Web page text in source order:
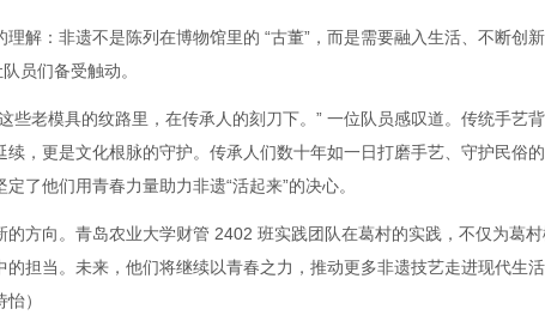
解：非遗不是陈列在博物馆里的 “古董”，而是需要融入生活、不断创
员们备受触动。
些老模具的纹路里，在传承人的刻刀下。” 一位队员感叹道。传统手艺
，更是文化根脉的守护。传承人们数十年如一日打磨手艺、守护民俗
了他们用青春力量助力非遗“活起来”的决心。
方向。青岛农业大学财管 2402 班实践团队在葛村的实践，不仅为葛村
担当。未来，他们将继续以青春之力，推动更多非遗技艺走进现代生活
）